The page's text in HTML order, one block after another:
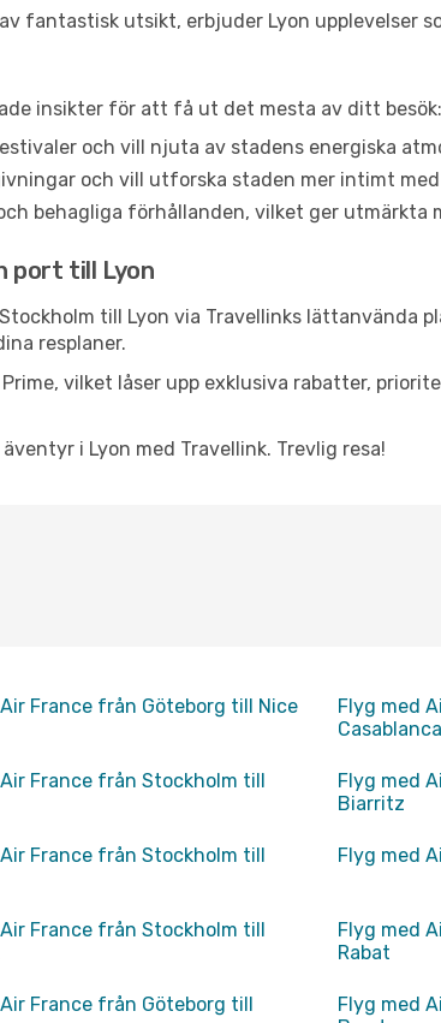
fantastisk utsikt, erbjuder Lyon upplevelser
insikter för att få ut det mesta av ditt besök:
och vill njuta av stadens energiska
och vill utforska staden mer intimt
behagliga förhållanden, vilket ger
port till Lyon
till Lyon via Travellinks lättanvända
resplaner.
vilket låser upp exklusiva rabatter,
i Lyon med Travellink. Trevlig resa!
France från Göteborg till Nice
Flyg med
Casablanca
France från Stockholm till
Flyg med
Biarritz
France från Stockholm till
Flyg med
France från Stockholm till
Flyg med
Rabat
France från Göteborg till
Flyg med